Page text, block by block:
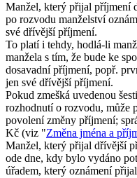
Manžel, který přijal příjmení
po rozvodu manželství
své dřívější příjmení.
To platí i tehdy, hodlá-li
manžela s tím, že bude ke
dosavadní příjmení, popř.
jen své dřívější příjmení.
Pokud zmešká uvedenou
rozhodnutí o rozvodu, může
povolení změny příjmení;
Kč (viz "Změna jména a
Manžel, který přijal dřívější
ode dne, kdy bylo vydáno
úřadem, který oznámení